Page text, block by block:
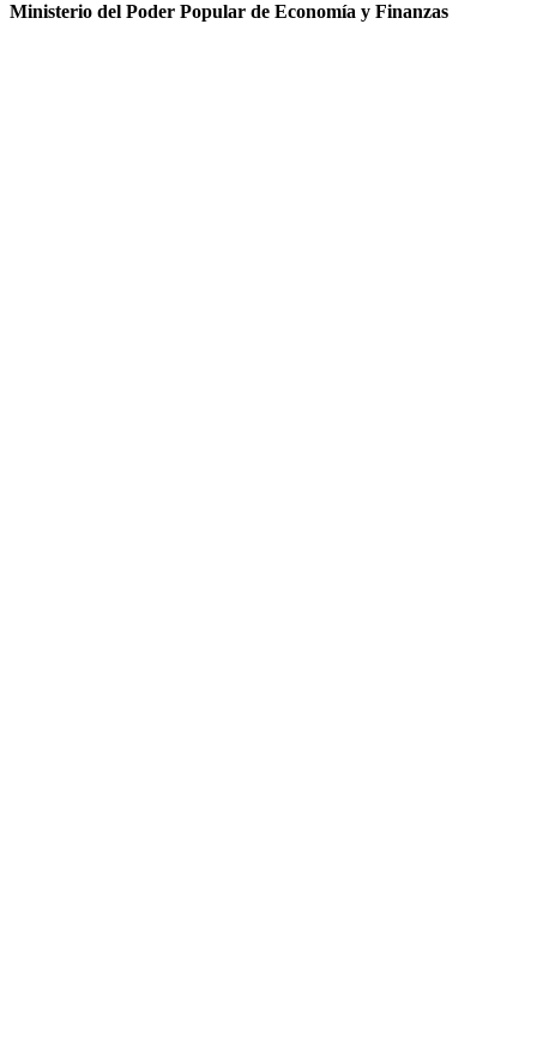
Ministerio del Poder Popular de Economía y Finanzas